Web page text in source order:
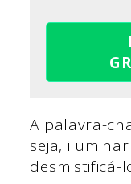
A palavra-
seja,
desmistificá-